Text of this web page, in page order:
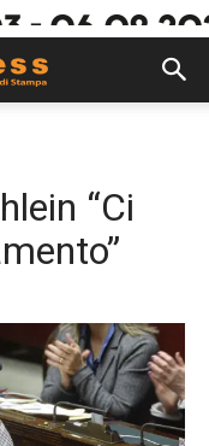
“Ci